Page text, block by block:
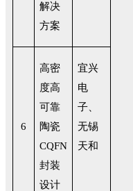
解决
方案
6
高密
度高
可靠
陶瓷
CQFN
封装
设计
宜兴
电
子、
无锡
天和